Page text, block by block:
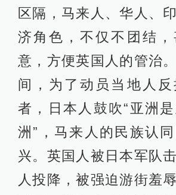
区隔，马来人、华人、
济角色，不仅不团结
意，方便英国人的管治
间，为了动员当地人
者，日本人鼓吹“亚洲
洲”，马来人的民族认
兴。英国人被日本军队
人投降，被强迫游街羞